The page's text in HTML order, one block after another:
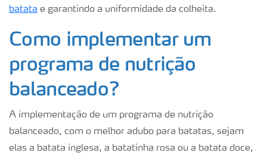
batata e garantindo a uniformidade da colheita.
Como implementar um
programa de nutrição
balanceado?
A implementação de um programa de nutrição
balanceado, com o melhor adubo para batatas, sejam
elas a batata inglesa, a batatinha rosa ou a batata doce,